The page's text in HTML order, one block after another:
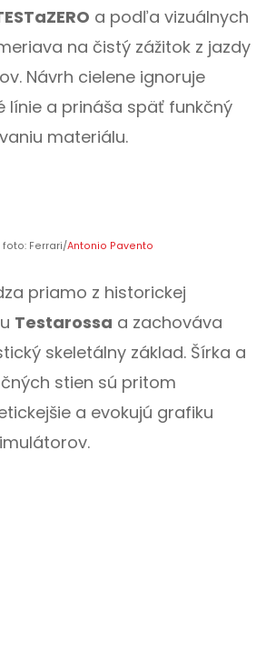
a podľa vizuálnych
na čistý zážitok z jazdy
Návrh cielene ignoruje
línie a prináša späť funkčný
materiálu.
foto: Ferrari/Antonio Pavento
priamo z historickej
Testarossa a zachováva
skeletálny základ. Šírka a
stien sú pritom
a evokujú grafiku